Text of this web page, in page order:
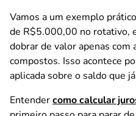
Vamos a um exemplo
de R$5.000,00 no rotativo,
dobrar de valor apenas com
compostos. Isso acontece
aplicada sobre o saldo que
Entendercomo calcular